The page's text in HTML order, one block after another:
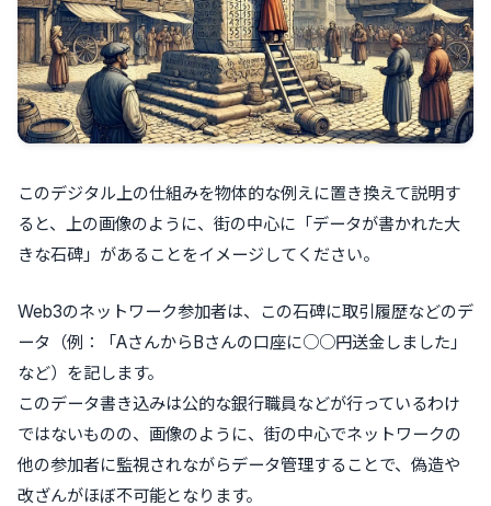
このデジタル上の仕組みを物体的な例えに置き換えて説明す
ると、上の画像のように、街の中心に「データが書かれた大
きな石碑」があることをイメージしてください。
Web3のネットワーク参加者は、この石碑に取引履歴などのデ
ータ（例：「AさんからBさんの口座に○○円送金しました」
など）を記します。
このデータ書き込みは公的な銀行職員などが行っているわけ
ではないものの、画像のように、街の中心でネットワークの
他の参加者に監視されながらデータ管理することで、偽造や
改ざんがほぼ不可能となります。